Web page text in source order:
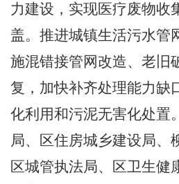
力建设，实现医疗废物收
盖。推进城镇生活污水管
施混错接管网改造、老旧
复，加快补齐处理能力缺
化利用和污泥无害化处置。
局、区住房城乡建设局、
区城管执法局、区卫生健